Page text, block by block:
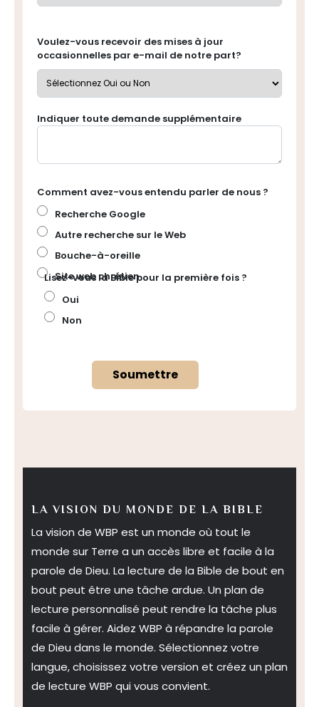
Voulez-vous recevoir des mises à jour
occasionnelles par e-mail de notre part?
Indiquer toute demande supplémentaire
Comment avez-vous entendu parler de nous ?
Recherche Google
Autre recherche sur le Web
Bouche-à-oreille
Site web chrétien
Lisez-vous la Bible pour la première fois ?
Oui
Non
Soumettre
LA VISION DU MONDE DE LA BIBLE
La vision de WBP est un monde où tout le
monde sur Terre a un accès libre et facile à la
parole de Dieu. La lecture de la Bible de bout en
bout peut être une tâche ardue. Un plan de
lecture personnalisé peut rendre la tâche plus
facile à gérer. Aidez WBP à répandre la parole
de Dieu dans le monde. Sélectionnez votre
langue, choisissez votre version et créez un plan
de lecture WBP qui vous convient.